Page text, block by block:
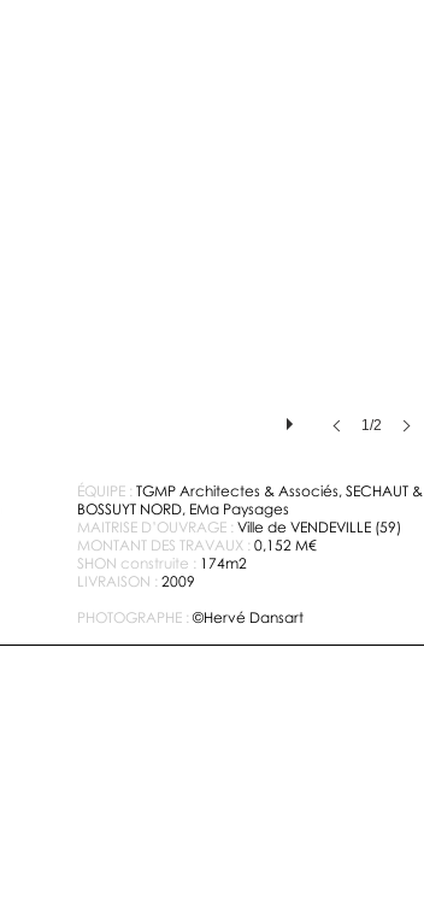
1/2
ÉQUIPE : TGMP Architectes & Associés, SECHAUT &
BOSSUYT NORD, EMa Paysages
MAITRISE D’OUVRAGE : Ville de VENDEVILLE (59)
MONTANT DES TRAVAUX : 0,152 M€
SHON construite : 174m2
LIVRAISON : 2009
PHOTOGRAPHE : ©Hervé Dansart